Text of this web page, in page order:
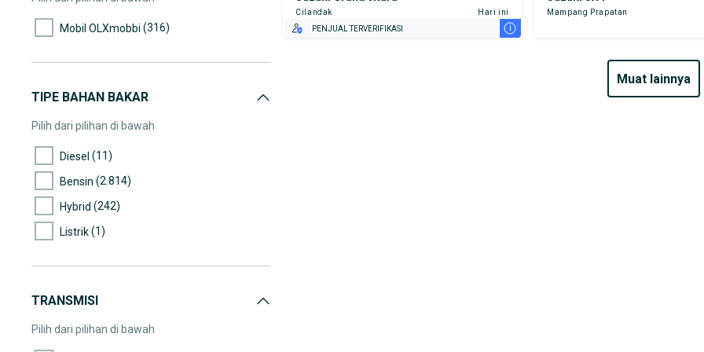
60.000-65.000(116)
65.000-70.000 (107)
(53)
100.000-105.000
Mobil OLXmobbi (316)
TIPE BAHAN BAKAR
Pilih dari pilihan di bawah
Diesel (11)
Bensin (2.814)
Hybrid (242)
Listrik(1)
TRANSMISI
Pilih dari pilihan di bawah
Cilandak
Hari ini
PENJUAL TERVERIFIKASI
i
Mampang Prapatan
muat lainnya